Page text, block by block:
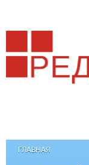
ГЛАВНАЯ